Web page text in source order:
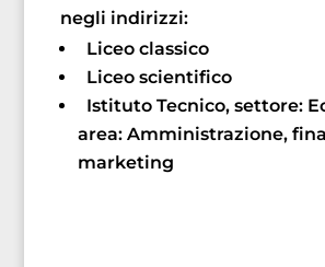
negli indirizzi:
Liceo classico
Liceo scientifico
Istituto Tecnico, settore:
area: Amministrazione,
marketing